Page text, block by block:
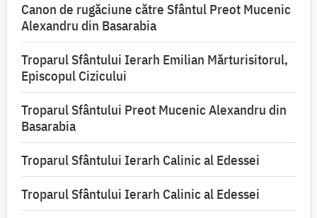
Canon de rugăciune către Sfântul Preot Mucenic
Alexandru din Basarabia
Troparul Sfântului Ierarh Emilian Mărturisitorul,
Episcopul Cizicului
Troparul Sfântului Preot Mucenic Alexandru din
Basarabia
Troparul Sfântului Ierarh Calinic al Edessei
Troparul Sfântului Ierarh Calinic al Edessei